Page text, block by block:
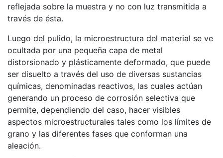
reflejada sobre la muestra y no con luz transmitida a
través de ésta.
Luego del pulido, la microestructura del material se ve
ocultada por una pequeña capa de metal
distorsionado y plásticamente deformado, que puede
ser disuelto a través del uso de diversas sustancias
químicas, denominadas reactivos, las cuales actúan
generando un proceso de corrosión selectiva que
permite, dependiendo del caso, hacer visibles
aspectos microestructurales tales como los límites de
grano y las diferentes fases que conforman una
aleación.